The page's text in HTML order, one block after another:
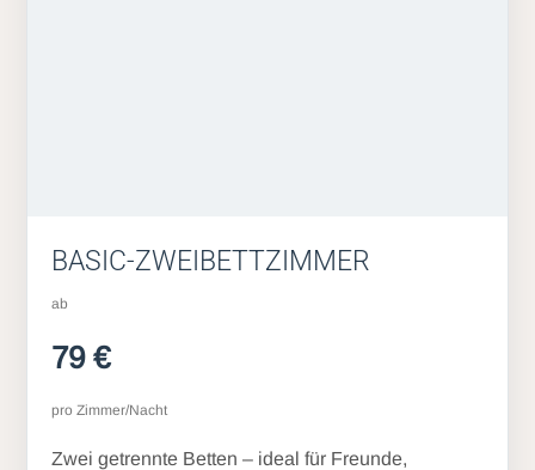
BASIC-ZWEIBETTZIMMER
ab
79 €
pro Zimmer/Nacht
Zwei getrennte Betten – ideal für Freunde,